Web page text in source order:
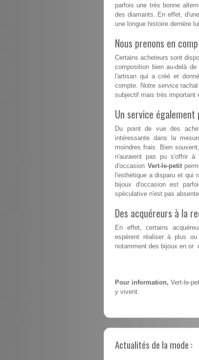
parfois une très bonne
des diamants. En effet,
une longue histoire derrière lui.
Nous prenons en
Certains acheteurs sont
composition bien au-delà
l'artisan qui a créé et
compte. Notre service
subjectif mais très important
Un service
Du point de vue des
intéressante dans la
moindres frais. Bien
n'auraient pas pu s'offrir
d'occasion Vert-le-petit
l'esthétique a disparu et qui
bijoux d'occasion est
spéculative n'est pas absente.
Des acquéreurs à la
En effet, certains
espèrent réaliser à plus
notamment des bijoux en or
Pour information, Vert-le-
y vivent.
Actualités de la mode :